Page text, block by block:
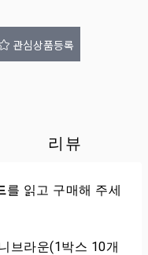
관심상품등록
리뷰
를 읽고 구매해 주세
브라운(1박스 10개